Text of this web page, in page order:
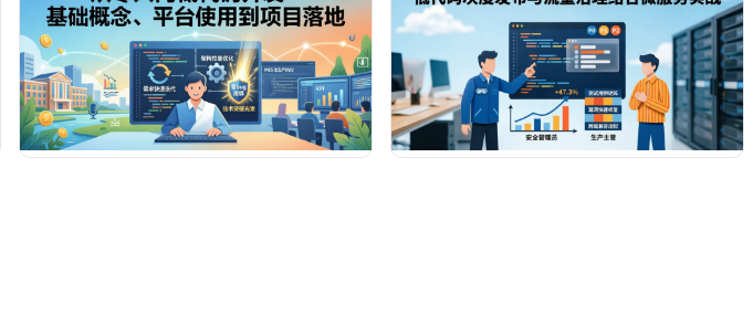
南，轻松跨越数字化门槛。
付效能跃升**35%**以上。